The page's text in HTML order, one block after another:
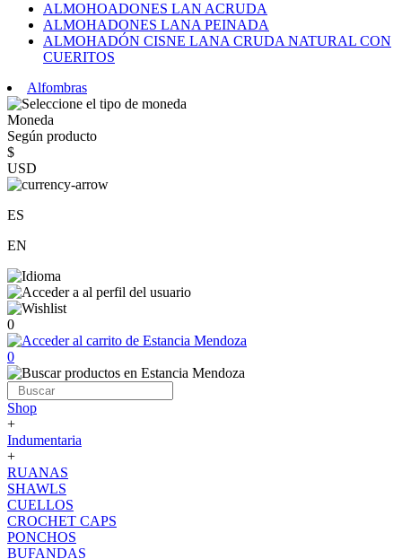
ALMOHOADONES LAN ACRUDA
ALMOHADONES LANA PEINADA
ALMOHADÓN CISNE LANA CRUDA NATURAL CON
CUERITOS
Alfombras
Moneda
Según producto
$
USD
ES
EN
0
0
Shop
+
Indumentaria
+
RUANAS
SHAWLS
CUELLOS
CROCHET CAPS
PONCHOS
BUFANDAS